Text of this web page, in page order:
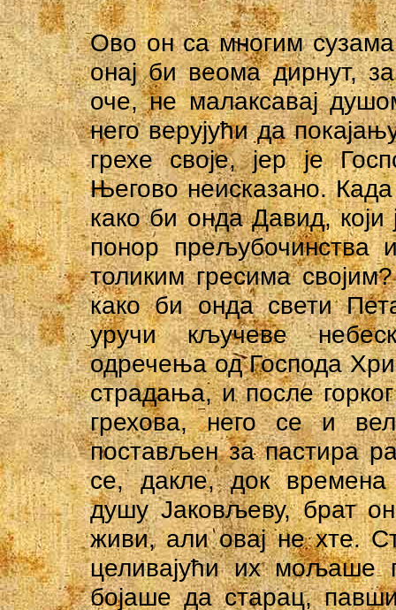
Ово он са многим
онај би веома дирнут,
оче, не малаксавај
него верујући да
грехе своје, јер је
Његово неисказано.
како би онда Давид, који
понор прељубочинства
толиким гресима
како би онда свети
уручи кључеве
одречења од Господа
страдања, и после
грехова, него се и
постављен за пастира
се, дакле, док времена
душу Јаковљеву, брат
живи, али овај не хте.
целивајући их
бојаше да старац,